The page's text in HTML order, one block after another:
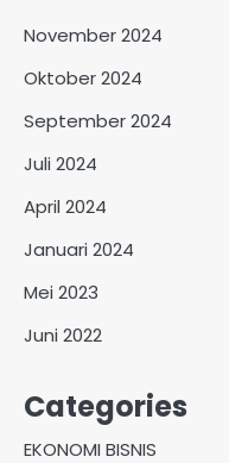
November 2024
Oktober 2024
September 2024
Juli 2024
April 2024
Januari 2024
Mei 2023
Juni 2022
Categories
EKONOMI BISNIS